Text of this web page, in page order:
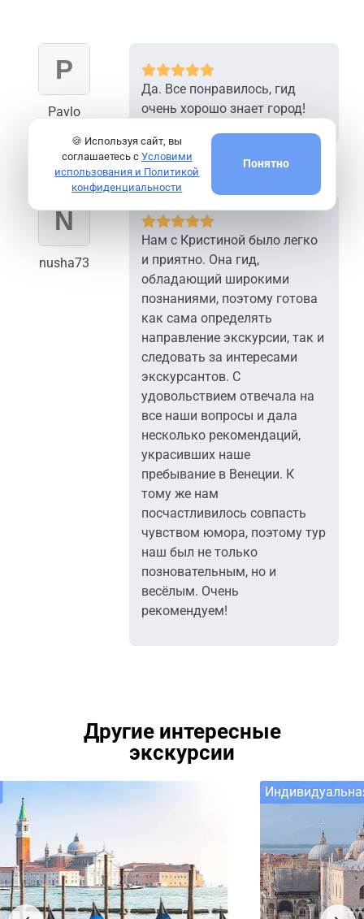
Pavlo
Да. Все понравилось, гид
очень хорошо знает город!
nusha73
Нам с Кристиной было легко
и приятно. Она гид,
обладающий широкими
познаниями, поэтому готова
как сама определять
направление экскурсии, так и
следовать за интересами
экскурсантов. С
удовольствием отвечала на
все наши вопросы и дала
несколько рекомендаций,
украсивших наше
пребывание в Венеции. К
тому же нам
посчастливилось совпасть
чувством юмора, поэтому тур
наш был не только
позновательным, но и
весёлым. Очень
рекомендуем!
Другие интересные
экскурсии
🍪 Используя сайт, вы
соглашаетесь с Условими
использования и Политикой
конфиденциальности
Понятно